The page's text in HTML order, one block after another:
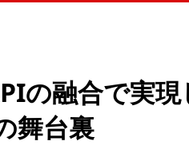
の融合で実
舞台裏